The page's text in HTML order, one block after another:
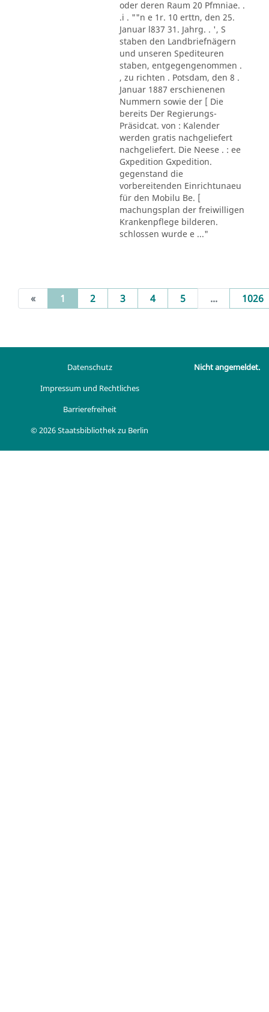
oder deren Raum 20 Pfmniae. .
.i . ""n e 1r. 10 erttn, den 25.
Januar l837 31. Jahrg. . ', S
staben den Landbriefnägern
und unseren Spediteuren
staben, entgegengenommen .
, zu richten . Potsdam, den 8 .
Januar 1887 erschienenen
Nummern sowie der [ Die
bereits Der Regierungs-
Präsidcat. von : Kalender
werden gratis nachgeliefert
nachgeliefert. Die Neese . : ee
Gxpedition Gxpedition.
gegenstand die
vorbereitenden Einrichtunaeu
für den Mobilu Be. [
machungsplan der freiwilligen
Krankenpflege bilderen.
schlossen wurde e ..."
« 1 (current)
2 3 4 5 ... 1026
Datenschutz
Impressum und Rechtliches
Barrierefreiheit
© 2026 Staatsbibliothek zu Berlin
Nicht angemeldet.